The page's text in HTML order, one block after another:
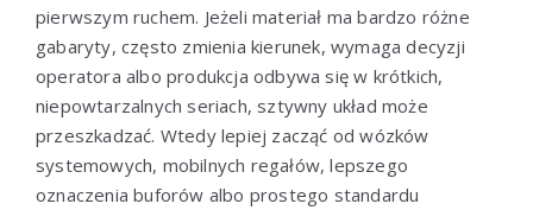
pierwszym ruchem. Jeżeli materiał ma bardzo różne
gabaryty, często zmienia kierunek, wymaga decyzji
operatora albo produkcja odbywa się w krótkich,
niepowtarzalnych seriach, sztywny układ może
przeszkadzać. Wtedy lepiej zacząć od wózków
systemowych, mobilnych regałów, lepszego
oznaczenia buforów albo prostego standardu